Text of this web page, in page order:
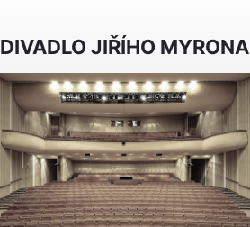
DIVADLO JIŘÍHO MYRONA